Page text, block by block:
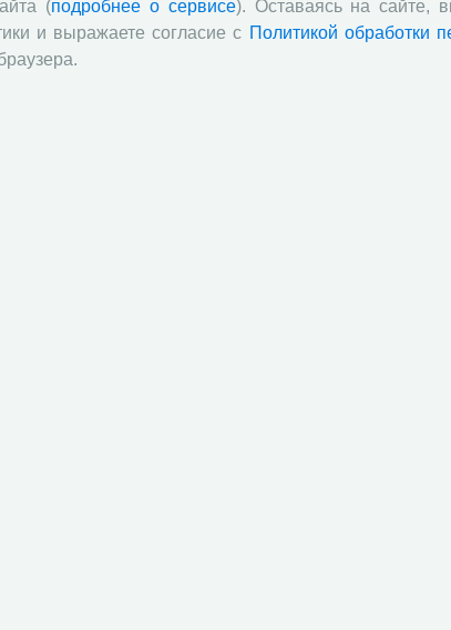
[Текст] : монография / В. Н. Маковеев, Е. С. Губанова. –
166 с.
(подробнее о сервисе). Оставаясь на сайте,
и выражаете согласие с Политикой обработки